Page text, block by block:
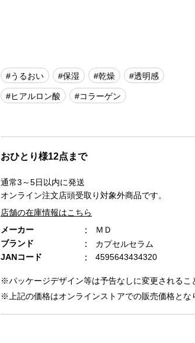
#うるおい #保湿 #乾燥 #透明感
#ヒアルロン酸 #コラーゲン
おひとり様12点まで
通常3～5日以内に発送
オンライン注文店頭受取り対象外商品です。
店舗の在庫情報はこちら
メーカー
ＭＤ
ブランド
カプセルセラム
JANコード
4595643434320
※パッケージデザイン等は予告なしに変更されるこ
※上記の価格はオンラインストアでの販売価格とな